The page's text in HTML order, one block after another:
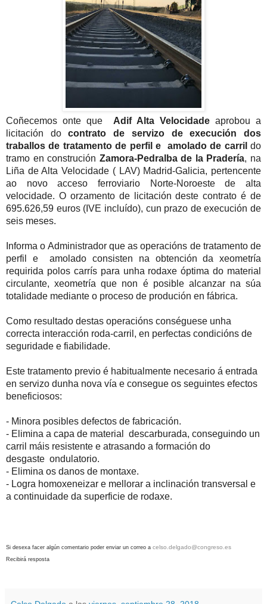
Coñecemos onte que Adif Alta Velocidade aprobou a
licitación docontrato de servizo de execución dos
traballos de tratamento de perfil e amolado de carril do
tramo en construción Zamora-Pedralba de la Pradería, na
Liña de Alta Velocidade ( LAV) Madrid-Galicia, pertencente
ao novo acceso ferroviario Norte-Noroeste de alta
velocidade. O orzamento de licitación deste contrato é de
695.626,59 euros (IVE incluído), cun prazo de execución de
seis meses.
Informa o Administrador que as operacións de tratamento de
perfil e amolado consisten na obtención da xeometría
requirida polos carrís para unha rodaxe óptima do material
circulante, xeometría que non é posible alcanzar na súa
totalidade mediante o proceso de produción en fábrica.
Como resultado destas operacións conséguese unha
correcta interacción roda-carril, en perfectas condicións de
seguridade e fiabilidade.
Este tratamento previo é habitualmente necesario á entrada
en servizo dunha nova vía e consegue os seguintes efectos
beneficiosos:
- Minora posibles defectos de fabricación.
- Elimina a capa de material descarburada, conseguindo un
carril máis resistente e atrasando a formación do
desgaste ondulatorio.
- Elimina os danos de montaxe.
- Logra homoxeneizar e mellorar a inclinación transversal e
a continuidade da superficie de rodaxe.
Si desexa facer algún comentario poder enviar un correo a celso.delgado@congreso.es
Recibirá resposta